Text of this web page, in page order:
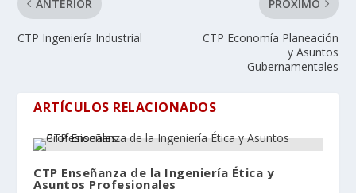
ANTERIOR
CTP Ingeniería Industrial
PRÓXIMO
CTP Economía Planeación
y Asuntos
Gubernamentales
ARTÍCULOS RELACIONADOS
CTP Enseñanza de la Ingeniería Ética y
Asuntos Profesionales